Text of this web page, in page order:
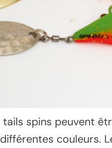
spins peuvent
couleurs.